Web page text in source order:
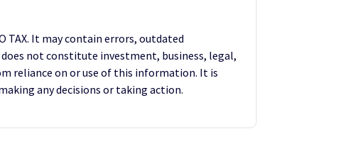
TAX. It may contain errors, outdated
not constitute investment, business, legal,
reliance on or use of this information. It is
any decisions or taking action.